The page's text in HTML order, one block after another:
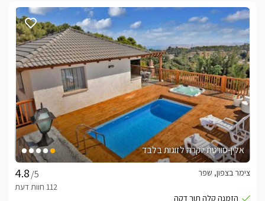
אלין-סוויטת יוקרה לזוגות בלבד
/5
צימר בצפון, שפר